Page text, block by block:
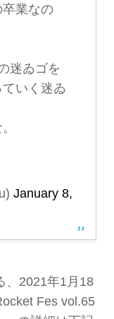
業なの
迷ゐゴを
いく迷ゐ
January 8,
、2021年1月18
Fes vol.65